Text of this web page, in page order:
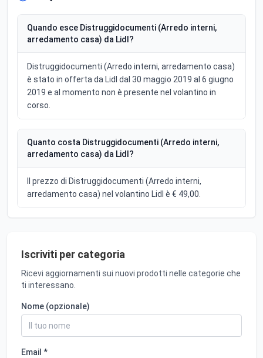
Quando esce Distruggidocumenti (Arredo interni,
arredamento casa) da Lidl?
Distruggidocumenti (Arredo interni, arredamento casa)
è stato in offerta da Lidl dal 30 maggio 2019 al 6 giugno
2019 e al momento non è presente nel volantino in
corso.
Quanto costa Distruggidocumenti (Arredo interni,
arredamento casa) da Lidl?
Il prezzo di Distruggidocumenti (Arredo interni,
arredamento casa) nel volantino Lidl è € 49,00.
Iscriviti per categoria
Ricevi aggiornamenti sui nuovi prodotti nelle categorie che
ti interessano.
Nome (opzionale)
Email *